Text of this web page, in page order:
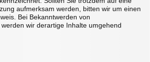
aufmerksam werden, bitten wir um einen
Bei Bekanntwerden von
wir derartige Inhalte umgehend